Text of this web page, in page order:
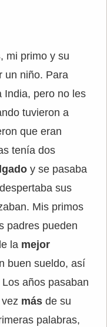
, mi primo y su
un niño. Para
India, pero no les
tuvieron a
que eran
tenía dos
y se pasaba
sus
Mis primos
padres pueden
la mejor
buen sueldo, así
años pasaban
más de su
palabras,